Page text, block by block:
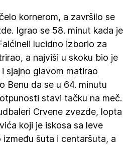
kornerom, a završilo se
Igrao se 58. minut kada je
lucidno izborio za
a najviši u skoku bio je
sjajno glavom matirao
Benu da se u 64. minutu
stavi tačku na meč.
Crvene zvezde, lopta
koji je iskosa sa leve
šuta i centaršuta, a